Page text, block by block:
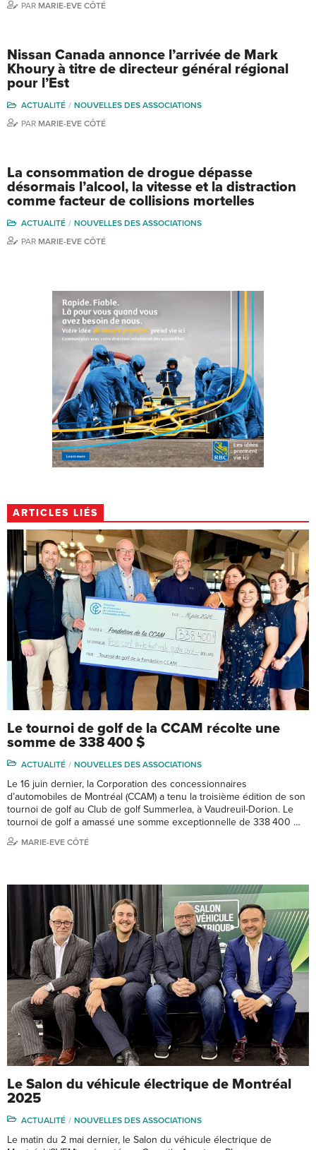
PAR MARIE-EVE CÔTÉ
Nissan Canada annonce l’arrivée de Mark
Khoury à titre de directeur général régional
pour l’Est
ACTUALITÉ
NOUVELLES DES ASSOCIATIONS
PAR MARIE-EVE CÔTÉ
La consommation de drogue dépasse
désormais l’alcool, la vitesse et la distraction
comme facteur de collisions mortelles
ACTUALITÉ
NOUVELLES DES ASSOCIATIONS
PAR MARIE-EVE CÔTÉ
ARTICLES LIÉS
Le tournoi de golf de la CCAM récolte une
somme de 338 400 $
ACTUALITÉ NOUVELLES DES ASSOCIATIONS
Le 16 juin dernier, la Corporation des concessionnaires
d’automobiles de Montréal (CCAM) a tenu la troisième édition de son
tournoi de golf au Club de golf Summerlea, à Vaudreuil-Dorion. Le
tournoi de golf a amassé une somme exceptionnelle de 338 400 …
MARIE-EVE CÔTÉ
Le Salon du véhicule électrique de Montréal
2025
ACTUALITÉ NOUVELLES DES ASSOCIATIONS
Le matin du 2 mai dernier, le Salon du véhicule électrique de